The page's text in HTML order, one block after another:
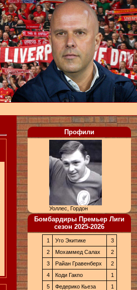
Профили
Уоллес, Гордон
Бомбардиры Премьер Лиги
сезон 2025-2026
1 Уго Экитике
3
2
Мохаммед Салах
2
3
Райан Гравенберх
2
4
Коди Гакпо
1
5
Федерико Кьеза
1